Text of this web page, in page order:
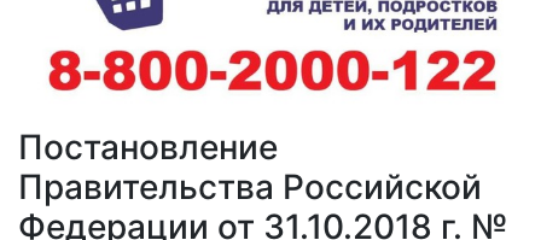
Постановление
Правительства Российской
Федерации от 31.10.2018 г. №